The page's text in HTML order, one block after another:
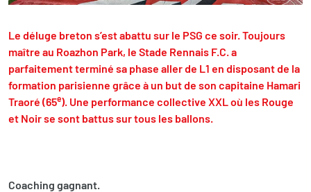
Le déluge breton s’est abattu sur le PSG ce soir. Toujours
maître au Roazhon Park, le Stade Rennais F.C. a
parfaitement terminé sa phase aller de L1 en disposant de la
formation parisienne grâce à un but de son capitaine Hamari
Traoré (65e). Une performance collective XXL où les Rouge
et Noir se sont battus sur tous les ballons.
Coaching gagnant.